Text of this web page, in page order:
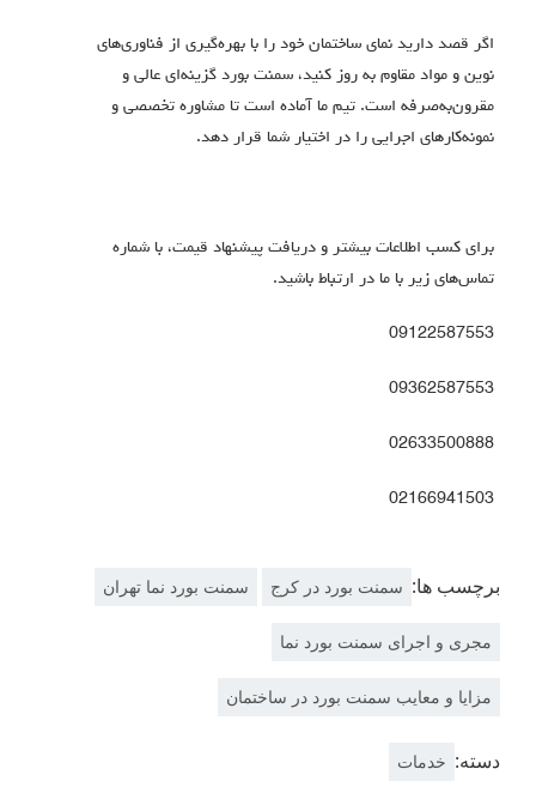
اگر قصد دارید نمای ساختمان خود را با بهره‌گیری از فناوری‌های
نوین و مواد مقاوم به روز کنید، سمنت بورد گزینه‌ای عالی و
مقرون‌به‌صرفه است. تیم ما آماده است تا مشاوره تخصصی و
نمونه‌کارهای اجرایی را در اختیار شما قرار دهد.
برای کسب اطلاعات بیشتر و دریافت پیشنهاد قیمت، با شماره
تماس‌های زیر با ما در ارتباط باشید.
09122587553
09362587553
02633500888
02166941503
برچسب ها: سمنت بورد در کرج سمنت بورد نما تهران
مجری و اجرای سمنت بورد نما
مزایا و معایب سمنت بورد در ساختمان
دسته: خدمات